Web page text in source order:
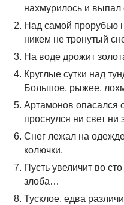
нахмурилось и выпал
Над самой прорубью
никем не тронутый
На воде дрожит
Круглые сутки над
Большое, рыжее,
Артамонов опасался
проснулся ни свет ни
Снег лежал на
колючки.
Пусть увеличит во
злоба…
Тусклое, едва